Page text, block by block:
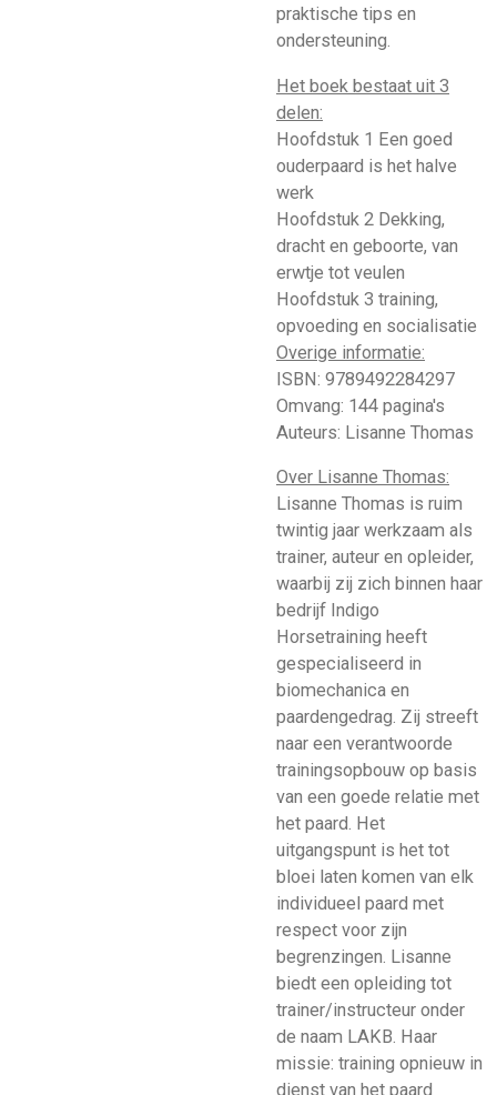
praktische tips en
ondersteuning.
Het boek bestaat uit 3
delen:
Hoofdstuk 1 Een goed
ouderpaard is het halve
werk
Hoofdstuk 2 Dekking,
dracht en geboorte, van
erwtje tot veulen
Hoofdstuk 3 training,
opvoeding en socialisatie
Overige informatie:
ISBN: 9789492284297
Omvang: 144 pagina's
Auteurs: Lisanne Thomas
Over Lisanne Thomas:
Lisanne Thomas is ruim
twintig jaar werkzaam als
trainer, auteur en opleider,
waarbij zij zich binnen haar
bedrijf Indigo
Horsetraining heeft
gespecialiseerd in
biomechanica en
paardengedrag. Zij streeft
naar een verantwoorde
trainingsopbouw op basis
van een goede relatie met
het paard. Het
uitgangspunt is het tot
bloei laten komen van elk
individueel paard met
respect voor zijn
begrenzingen. Lisanne
biedt een opleiding tot
trainer/instructeur onder
de naam LAKB. Haar
missie: training opnieuw in
dienst van het paard